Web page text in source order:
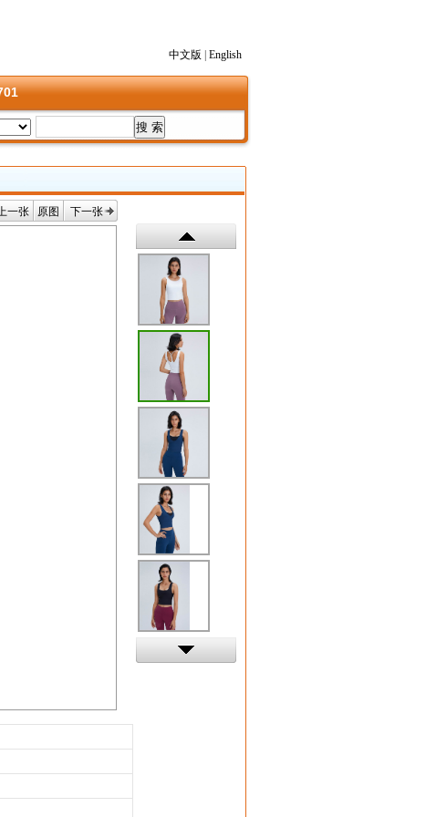
中文版 English
一张 原图 下一张